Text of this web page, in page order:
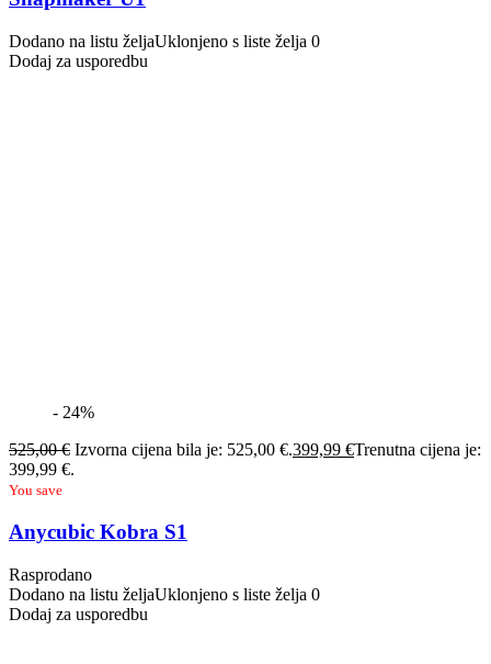
Dodano na listu željaUklonjeno s liste želja 0
Dodaj za usporedbu
- 24%
525,00€ Izvorna cijena bila je: 525,00 €.399,99 €Trenutna cijena je:
399,99 €.
You save
Anycubic Kobra S1
Rasprodano
Dodano na listu željaUklonjeno s liste želja 0
Dodaj za usporedbu